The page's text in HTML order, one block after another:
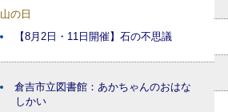
山の日
【8月2日・11日開催】石の不思議
倉吉市立図書館：あかちゃんのおはな
しかい